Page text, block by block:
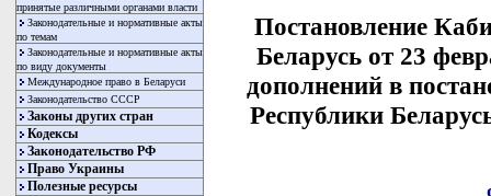
принятые различными органами власти
Законодательные и нормативные акты
по темам
Законодательные и нормативные акты
по виду документы
Международное право в Беларуси
Законодательство СССР
Законы других стран
Кодексы
Законодательство РФ
Право Украины
Полезные ресурсы
Постановление
Беларусь от 23
дополнений в
Республики